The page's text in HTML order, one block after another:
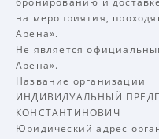
на мероприятия,
Арена».
Не является
Арена».
Название организации
ИНДИВИДУАЛЬНЫЙ
КОНСТАНТИНОВИЧ
Юридический адрес